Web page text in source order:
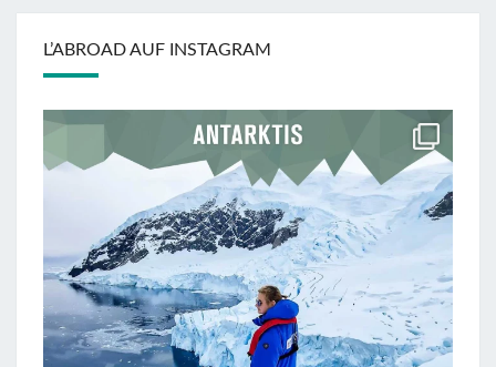
L’ABROAD AUF INSTAGRAM